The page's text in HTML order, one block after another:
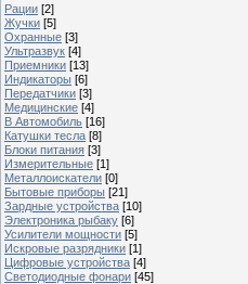
Рации [2]
Жучки [5]
Охранные [3]
Ультразвук [4]
Приемники [13]
Индикаторы [6]
Передатчики [3]
Медицинские [4]
В Автомобиль [16]
Катушки тесла [8]
Блоки питания [3]
Измерительные [1]
Металлоискатели [0]
Бытовые приборы [21]
Зардные устройства [10]
Электроника рыбаку [6]
Усилители мощности [5]
Искровые разрядники [1]
Цифровые устройства [4]
Светодиодные фонари [45]